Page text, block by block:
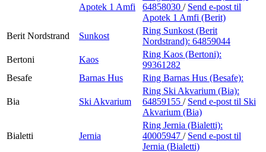
Apotek 1 Amfi
64858030 / Send e-post til
Apotek 1 Amfi (Berit)
Berit Nordstrand
Sunkost
Ring Sunkost (Berit
Nordstrand): 64859044
Bertoni
Kaos
Ring Kaos (Bertoni):
99361282
Besafe
Barnas Hus Ring Barnas Hus (Besafe):
Bia Ski Akvarium
Ring Ski Akvarium (Bia):
64859155 / Send e-post til Ski
Akvarium (Bia)
Bialetti Jernia
Ring Jernia (Bialetti):
40005947 / Send e-post til
Jernia (Bialetti)